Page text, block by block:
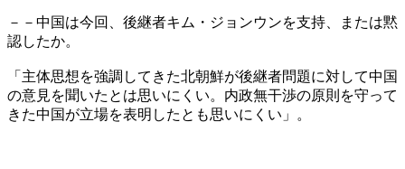
－－中国は今回、後継者キム・ジョンウンを支持、または黙
認したか。
「主体思想を強調してきた北朝鮮が後継者問題に対して中国
の意見を聞いたとは思いにくい。内政無干渉の原則を守って
きた中国が立場を表明したとも思いにくい」。